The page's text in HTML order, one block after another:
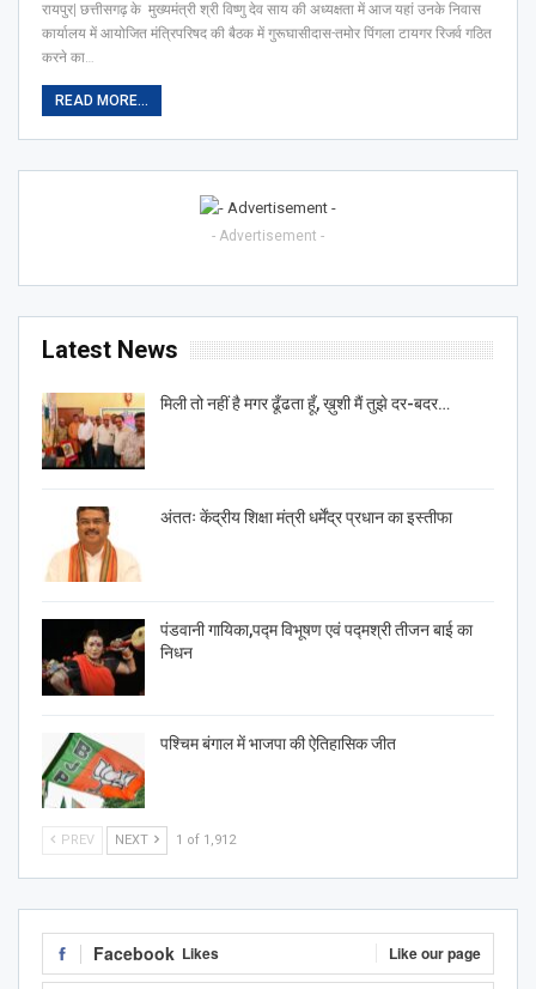
रायपुर| छत्तीसगढ़ के मुख्यमंत्री श्री विष्णु देव साय की अध्यक्षता में आज यहां उनके निवास
कार्यालय में आयोजित मंत्रिपरिषद की बैठक में गुरूघासीदास-तमोर पिंगला टायगर रिजर्व गठित
करने का…
READ MORE...
- Advertisement -
Latest News
मिली तो नहीं है मगर ढूँढता हूँ, ख़ुशी मैं तुझे दर-बदर…
अंततः केंद्रीय शिक्षा मंत्री धर्मेंद्र प्रधान का इस्तीफा
पंडवानी गायिका,पद्म विभूषण एवं पद्मश्री तीजन बाई का
निधन
पश्चिम बंगाल में भाजपा की ऐतिहासिक जीत
PREV NEXT 1 of 1,912
Facebook Likes Like our page